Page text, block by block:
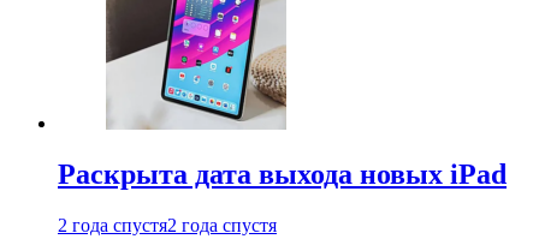
Раскрыта дата выхода новых iPad
2 года спустя2 года спустя